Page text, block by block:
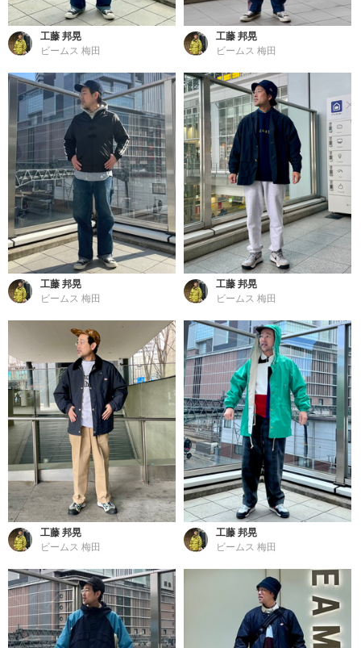
工藤 邦晃
ビームス 梅田
工藤 邦晃
ビームス 梅田
工藤 邦晃
ビームス 梅田
工藤 邦晃
ビームス 梅田
工藤 邦晃
ビームス 梅田
工藤 邦晃
ビームス 梅田